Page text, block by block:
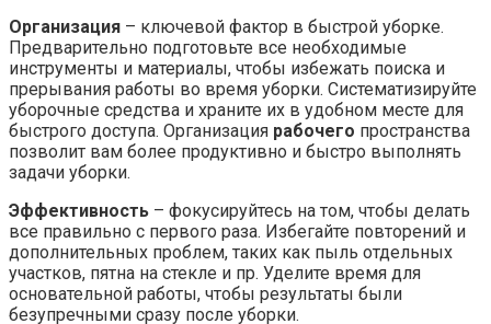
Организация – ключевой фактор в быстрой уборке.
Предварительно подготовьте все необходимые
инструменты и материалы, чтобы избежать поиска и
прерывания работы во время уборки. Систематизируйте
уборочные средства и храните их в удобном месте для
быстрого доступа. Организация рабочего пространства
позволит вам более продуктивно и быстро выполнять
задачи уборки.
Эффективность – фокусируйтесь на том, чтобы делать
все правильно с первого раза. Избегайте повторений и
дополнительных проблем, таких как пыль отдельных
участков, пятна на стекле и пр. Уделите время для
основательной работы, чтобы результаты были
безупречными сразу после уборки.